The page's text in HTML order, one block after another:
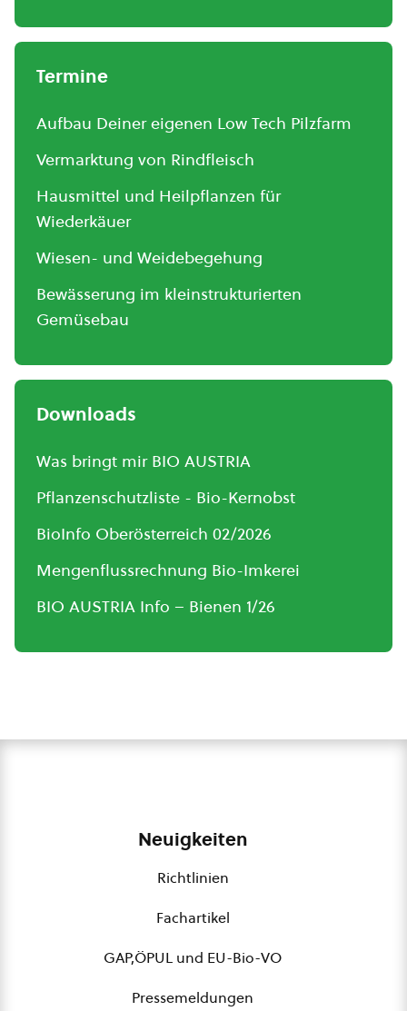
Termine
Aufbau Deiner eigenen Low Tech Pilzfarm
Vermarktung von Rindfleisch
Hausmittel und Heilpflanzen für
Wiederkäuer
Wiesen- und Weidebegehung
Bewässerung im kleinstrukturierten
Gemüsebau
Downloads
Was bringt mir BIO AUSTRIA
Pflanzenschutzliste - Bio-Kernobst
BioInfo Oberösterreich 02/2026
Mengenflussrechnung Bio-Imkerei
BIO AUSTRIA Info – Bienen 1/26
Neuigkeiten
Richtlinien
Fachartikel
GAP,ÖPUL und EU-Bio-VO
Pressemeldungen